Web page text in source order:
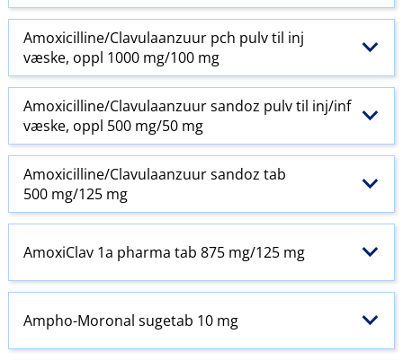
Amoxicilline​/​Clavulaanzuur pch pulv til inj
væske, oppl 1000 mg/100 mg
Amoxicilline​/​Clavulaanzuur sandoz pulv til inj​/​inf
væske, oppl 500 mg/50 mg
Amoxicilline​/​Clavulaanzuur sandoz tab
500 mg/125 mg
AmoxiClav 1a pharma tab 875 mg/125 mg
Ampho-Moronal sugetab 10 mg